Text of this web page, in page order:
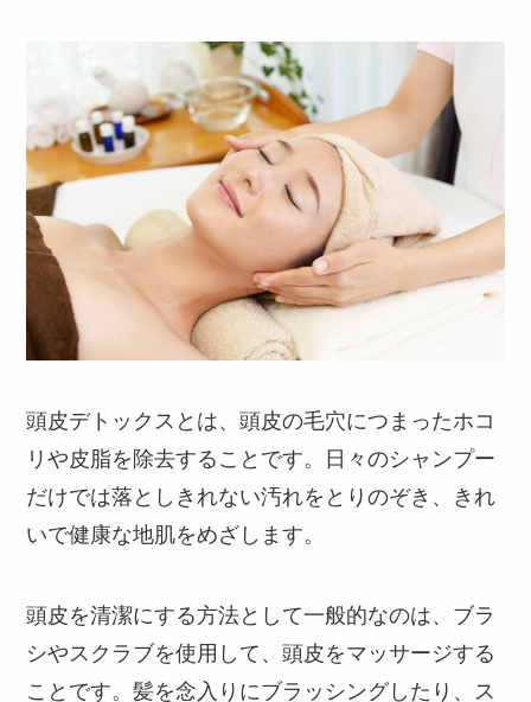
頭皮デトックスとは、頭皮の毛穴につまったホコ
リや皮脂を除去することです。日々のシャンプー
だけでは落としきれない汚れをとりのぞき、きれ
いで健康な地肌をめざします。
頭皮を清潔にする方法として一般的なのは、ブラ
シやスクラブを使用して、頭皮をマッサージする
ことです。髪を念入りにブラッシングしたり、ス